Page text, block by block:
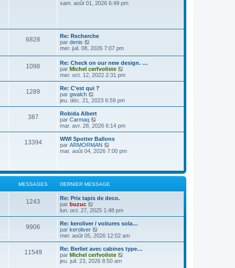
e
g
e
i
e
s
a
g
e
e
i
e
m
e
s
s
a
g
e
o
r
n
i
e
r
m
e
a
g
sam. août 01, 2026 6:49 pm
6828
Re: Recherche
par denis
o
l
e
d
e
r
n
e
r
m
e
s
s
a
g
mer. juil. 08, 2026 7:07 pm
1098
Re: Check on our new design. …
par Michel cerfvoliste
o
i
e
i
e
a
g
mer. oct. 12, 2022 2:31 pm
1289
Re: C'est qui ?
par gwalch
o
i
r
l
e
e
r
n
i
m
e
s
s
a
e
jeu. déc. 21, 2023 6:59 pm
387
Robida Albert
par Carmaq
o
i
r
l
e
n
e
r
m
s
s
a
g
e
mar. avr. 28, 2026 6:14 pm
13394
WWI Spotter Ballons
par ARMORMAN
o
e
e
r
n
e
r
m
s
s
a
g
e
mar. août 04, 2026 7:00 pm
MESSAGES DERNIER MESSAGE
1243
Re: Prix tapis de deco.
par buzuc
o
i
r
l
e
r
n
i
lun. oct. 27, 2025 1:48 pm
9906
Re: keroliver / voitures sola…
par keroliver
o
i
r
l
e
mer. août 05, 2026 12:02 am
11549
Re: Berliet avec cabines type…
par Michel cerfvoliste
jeu. juil. 23, 2026 8:50 am